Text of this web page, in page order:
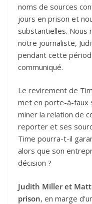
noms de sources
jours en prison et
substantielles. Nous
notre journaliste,
pendant cette
communiqué.
Le revirement de
met en porte-à-faux
miner la relation de
reporter et ses
Time pourra-t-il
alors que son
décision ?
Judith Miller et
prison, en marge